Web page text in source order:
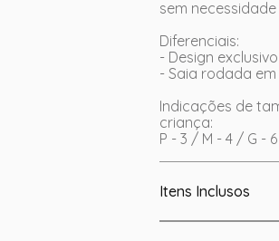
sem
Diferenciais:
- Design
- Saia rodada
Indicações de
criança:
P - 3 / M - 4 / G -
Itens Inclusos